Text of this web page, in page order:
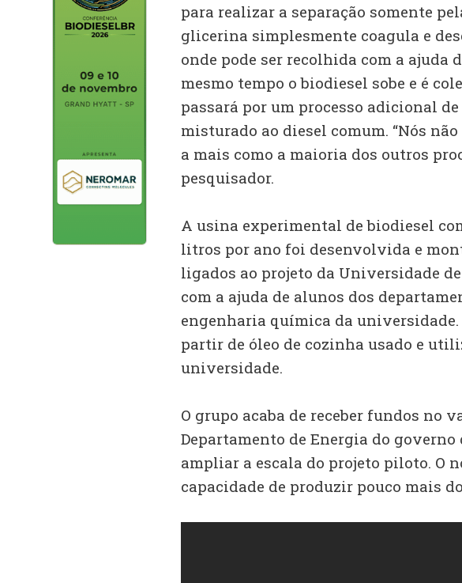
para realizar a separação somente
glicerina simplesmente coagula e
onde pode ser recolhida com a ajuda
mesmo tempo o biodiesel sobe e é
passará por um processo adicional
misturado ao diesel comum. “Nós
a mais como a maioria dos outros
pesquisador.
A usina experimental de biodiesel
litros por ano foi desenvolvida e
ligados ao projeto da Universidade
com a ajuda de alunos dos
engenharia química da universidade.
partir de óleo de cozinha usado e
universidade.
O grupo acaba de receber fundos no
Departamento de Energia do
ampliar a escala do projeto piloto. O
capacidade de produzir pouco mais